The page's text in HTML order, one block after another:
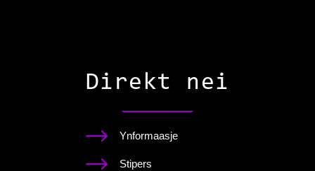
Direkt nei
Ynformaasje
Stipers